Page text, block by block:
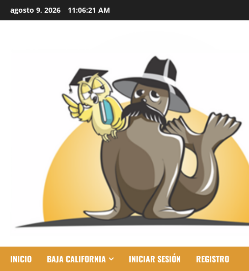
to
agosto 9, 2026 11:06:22 AM
INICIO BAJA CALIFORNIA INICIAR SESIÓN REGISTRO